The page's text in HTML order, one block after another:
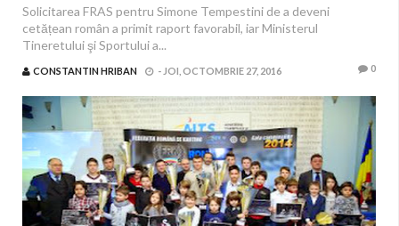
Solicitarea FRAS pentru Simone Tempestini de a deveni
cetățean român a primit raport favorabil, iar Ministerul
Tineretului şi Sportului a...
CONSTANTIN HRIBAN - JOI, OCTOMBRIE 27, 2016 0